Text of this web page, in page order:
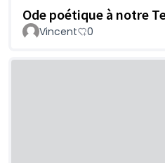
Ode poétique à notre
Vincent 0